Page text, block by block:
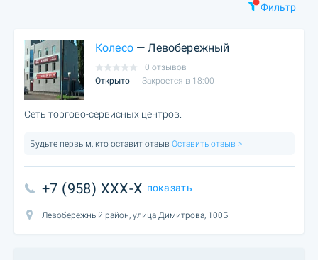
Фильтр
Колесо— Левобережный
0 отзывов
Открыто
Закроется в 18:00
Сеть торгово-сервисных центров.
Будьте первым, кто оставит отзыв Оставить отзыв >
+7 (958) XXX-X показать
Левобережный район, улица Димитрова, 100Б